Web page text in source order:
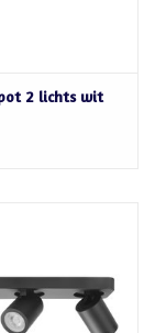
2 lichts wit